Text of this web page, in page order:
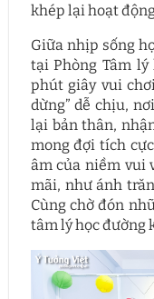
khép lại hoạt
Giữa nhịp sống
tại Phòng Tâm
phút giây vui
dừng” dễ chịu,
lại bản thân,
mong đợi tích
âm của niềm vui
mãi, như ánh
Cùng chờ đón
tâm lý học đường